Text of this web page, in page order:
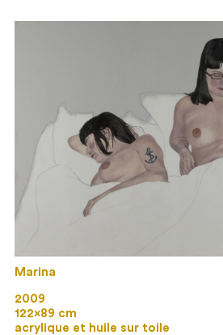
Marina
2009
122×89 cm
acrylique et huile sur toile